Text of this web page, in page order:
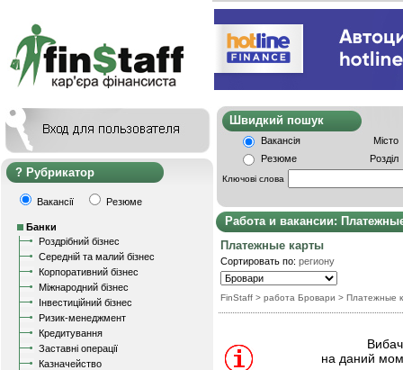
Рубрикатор
Вакансії Резюме
Банки
Роздрібний бізнес
Середній та малий бізнес
Корпоративний бізнес
Міжнародний бізнес
Інвестиційний бізнес
Ризик-менеджмент
Кредитування
Заставні операції
Казначейство
Швидкий
Вакансія
Місто
Резюме
Розділ
Ключові слова
Работа и вакансии:
Платежные карты
Сортировать по: региону
FinStaff > работа Бровари > Платежные
на даний